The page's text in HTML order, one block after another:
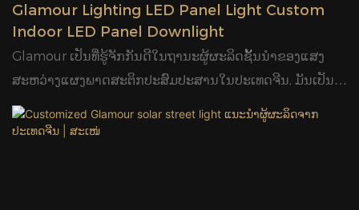
Glamour Lighting LED Panel Light Custom
Indoor LED Panel Downlight
Glamour ເປັນທີ່ຮູ້ຈັກກັນດີໃນຖານະຜູ້ຜະລິດຊັ້ນນໍາຂອງແສງ
ສະຫວ່າງແຜງພາດສະຕິກປະສົມປະສານໃນປະເທດຈີນ, ມັນເປັນທີ່
ຢູ່ອາໄສພາດສະຕິກທົນທານຕໍ່ອຸນຫະພູມສູງແລະແຜ່ນອາລູມິນຽມ
ສໍາລັບການລະບາຍຄວາມຮ້ອນ, ຊິບ LED ທີ່ມີຄຸນນະພາບສູງແລະ